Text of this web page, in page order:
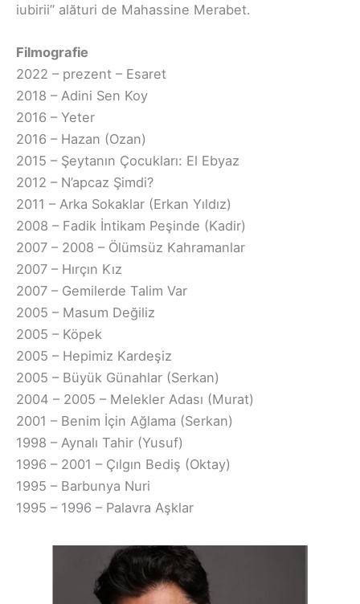
iubirii” alături de Mahassine Merabet.
Filmografie
2022 – prezent – Esaret
2018 – Adini Sen Koy
2016 – Yeter
2016 – Hazan (Ozan)
2015 – Şeytanın Çocukları: El Ebyaz
2012 – N’apcaz Şimdi?
2011 – Arka Sokaklar (Erkan Yıldız)
2008 – Fadik İntikam Peşinde (Kadir)
2007 – 2008 – Ölümsüz Kahramanlar
2007 – Hırçın Kız
2007 – Gemilerde Talim Var
2005 – Masum Değiliz
2005 – Köpek
2005 – Hepimiz Kardeşiz
2005 – Büyük Günahlar (Serkan)
2004 – 2005 – Melekler Adası (Murat)
2001 – Benim İçin Ağlama (Serkan)
1998 – Aynalı Tahir (Yusuf)
1996 – 2001 – Çılgın Bediş (Oktay)
1995 – Barbunya Nuri
1995 – 1996 – Palavra Aşklar